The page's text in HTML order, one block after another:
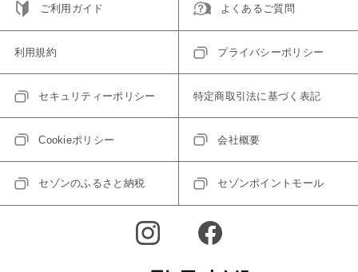
ご利用ガイド よくあるご質問
利用規約 プライバシーポリシー
セキュリティーポリシー 特定商取引法に基づく表記
Cookieポリシー 会社概要
セゾンのふるさと納税 セゾンポイントモール